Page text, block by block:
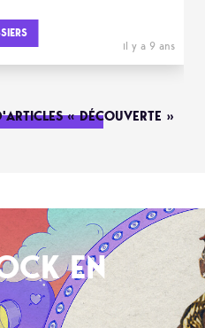
il y a 9 ans
« DÉCOUVERTE »
EN